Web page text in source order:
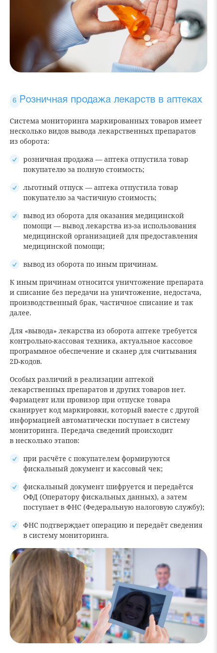
Розничная продажа лекарств в аптеках
Система мониторинга маркированных товаров имеет
несколько видов вывода лекарственных препаратов
из оборота:
розничная продажа — аптека отпустила товар
покупателю за полную стоимость;
льготный отпуск — аптека отпустила товар
покупателю за частичную стоимость;
вывод из оборота для оказания медицинской
помощи — вывод лекарства из-за использования
медицинской организацией для предоставления
медицинской помощи;
вывод из оборота по иным причинам.
К иным причинам относится уничтожение препарата
и списание без передачи на уничтожение, недостача,
производственный брак, частичное списание и так
далее.
Для «вывода» лекарства из оборота аптеке требуется
контрольно-кассовая техника, актуальное кассовое
программное обеспечение и сканер для считывания
2D-кодов.
Особых различий в реализации аптекой
лекарственных препаратов и других товаров нет.
Фармацевт или провизор при отпуске товара
сканирует код маркировки, который вместе с другой
информацией автоматически поступает в систему
мониторинга. Передача сведений происходит
в несколько этапов:
при расчёте с покупателем формируются
фискальный документ и кассовый чек;
фискальный документ шифруется и передаётся
ОФД (Оператору фискальных данных), а затем
поступает в ФНС (Федеральную налоговую службу);
ФНС подтверждает операцию и передаёт сведения
в систему мониторинга.